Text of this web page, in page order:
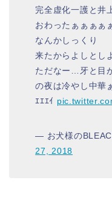
完全虚化一護と井
おわったぁぁぁぁ
なんかしっくり
来たからよしとし
ただなー…牙と目
の夜は冷やし中華
ｴｴｴｲ
— お犬様の
27, 2018